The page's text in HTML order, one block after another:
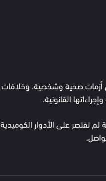
أزمات صحية وشخصية، وخلافات
القانونية.
لم تقتصر على الأدوار الكوميدية